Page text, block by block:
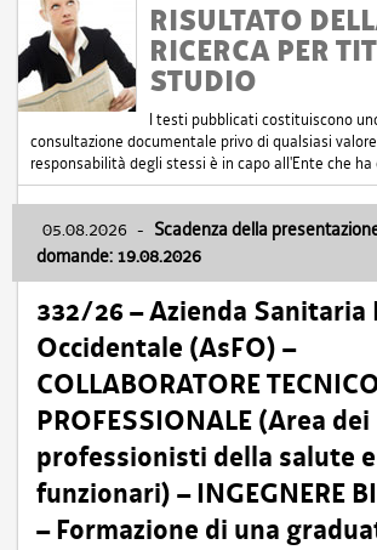
RISULTATO
RICERCA PER
STUDIO
I testi pubblicati costituiscono
consultazione documentale privo di qualsiasi
responsabilità degli stessi è in capo all'Ente che
05.08.2026 - Scadenza della
domande: 19.08.2026
332/26 – Azienda Sanitaria
Occidentale (AsFO) –
COLLABORATORE
PROFESSIONALE (Area dei
professionisti della salute
funzionari) – INGEGNERE
– Formazione di una